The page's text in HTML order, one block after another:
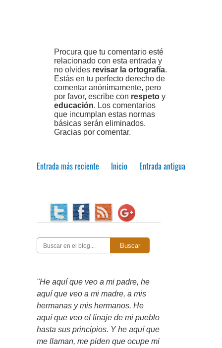
Procura que tu comentario esté
relacionado con esta entrada y
no olvides revisar la ortografía.
Estás en tu perfecto derecho de
comentar anónimamente, pero
por favor, escribe con respeto y
educación. Los comentarios
que incumplan estas normas
básicas serán eliminados.
Gracias por comentar.
Entrada más reciente Entrada antigua
Inicio
Buscar
"He aquí que veo a mi padre, he
aquí que veo a mi madre, a mis
hermanas y mis hermanos. He
aquí que veo el linaje de mi pueblo
hasta sus principios. Y he aquí que
me llaman, me piden que ocupe mi